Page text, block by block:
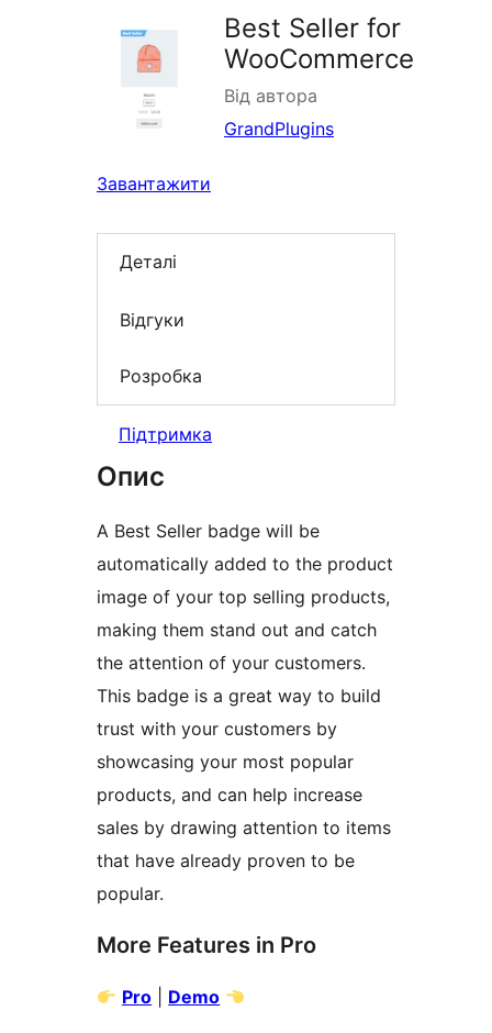
Best Seller for
WooCommerce
Від автора
GrandPlugins
Завантажити
Деталі
Відгуки
Розробка
Підтримка
Опис
A Best Seller badge will be
automatically added to the product
image of your top selling products,
making them stand out and catch
the attention of your customers.
This badge is a great way to build
trust with your customers by
showcasing your most popular
products, and can help increase
sales by drawing attention to items
that have already proven to be
popular.
More Features in Pro
Pro Demo